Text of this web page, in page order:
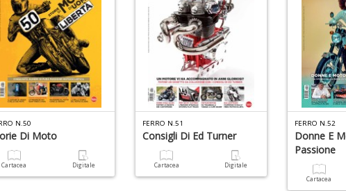
N.50
Di Moto
Cartacea Digitale
FERRO N.51
Consigli Di Ed Turner
Cartacea Digitale
FERRO N.52
Donne E
Passione
Cartacea